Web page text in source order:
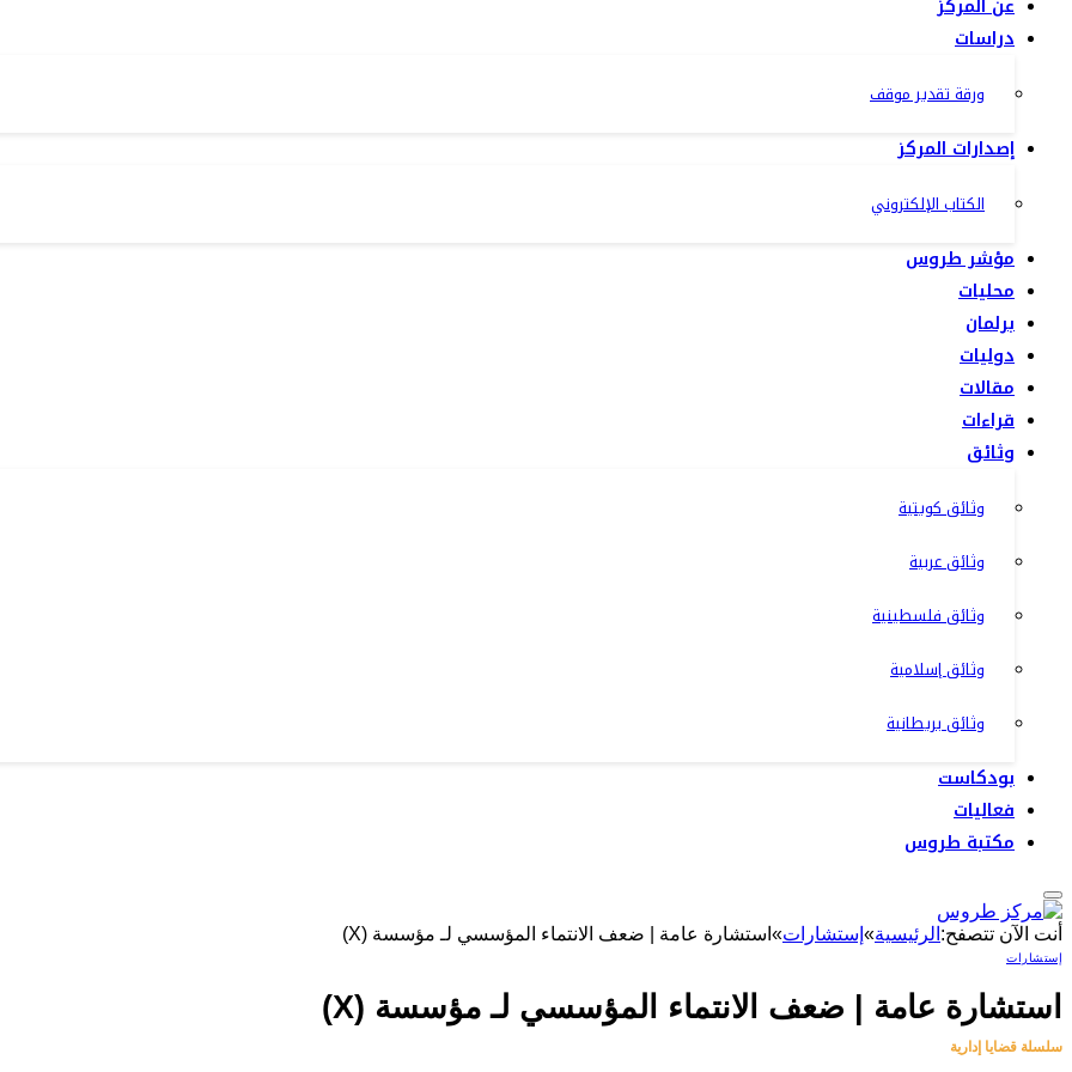
عن المركز
دراسات
ورقة تقدير موقف
إصدارات المركز
الكتاب الإلكتروني
مؤشر طروس
محليات
برلمان
دوليات
مقالات
قراءات
وثائق
وثائق كويتية
وثائق عربية
وثائق فلسطينية
وثائق إسلامية
وثائق بريطانية
بودكاست
فعاليات
مكتبة طروس
أنت الآن تتصفح: الرئيسية» إستشارات» استشارة عامة | ضعف الانتماء المؤسسي لـ مؤسسة (X)
إستشارات
استشارة عامة | ضعف الانتماء المؤسسي لـ مؤسسة (X)
سلسلة قضايا إدارية